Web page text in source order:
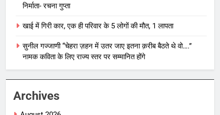
निर्माता- रचना गुप्ता
खाई में गिरी कार, एक ही परिवार के 5 लोगों की मौत, 1 लापता
सुनील गज्जाणी “चेहरा ज़हन में उतर जाए इतना क़रीब बैठते थे वो….”
नामक कविता के लिए राज्य स्तर पर सम्मानित होंगे
Archives